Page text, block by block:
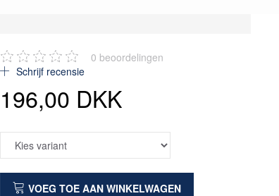
0 beoordelingen
Schrijf recensie
196,00 DKK
VOEG TOE AAN WINKELWAGEN